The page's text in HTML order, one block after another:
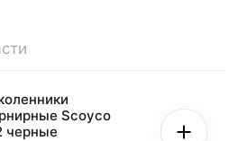
Scoyco
черные